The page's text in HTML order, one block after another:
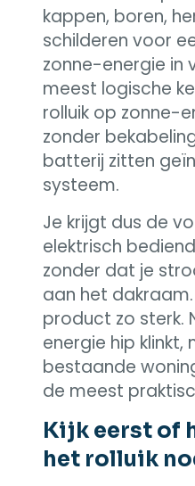
kappen, boren,
schilderen voor
zonne-energie in
meest logische
rolluik op zonne-
zonder
batterij zitten
systeem.
Je krijgt dus de
elektrisch
zonder dat je
aan het
product zo sterk.
energie hip
bestaande
de meest
Kijk eerst of
het rolluik